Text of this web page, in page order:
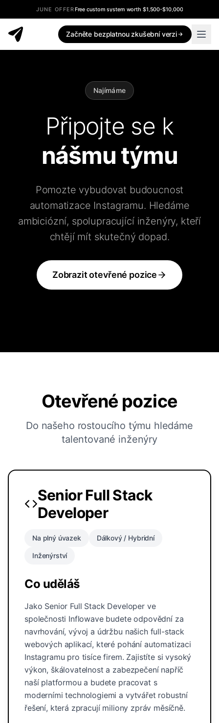
JUNE OFFERFree custom system worth $1,500-$10,000
Začněte bezplatnou zkušební verzi
Najímáme
Připojte se k
nášmu týmu
Pomozte vybudovat budoucnost
automatizace Instagramu. Hledáme
ambiciózní, spolupracující inženýry, kteří
chtějí mít skutečný dopad.
Zobrazit otevřené pozice
Otevřené pozice
Do našeho rostoucího týmu hledáme
talentované inženýry
Senior Full Stack
Developer
Na plný úvazek Dálkový / Hybridní
Inženýrství
Co uděláš
Jako Senior Full Stack Developer ve
společnosti Inflowave budete odpovědní za
navrhování, vývoj a údržbu našich full-stack
webových aplikací, které pohání automatizaci
Instagramu pro tisíce firem. Zajistíte si vysoký
výkon, škálovatelnost a zabezpečení napříč
naší platformou a budete pracovat s
moderními technologiemi a vytvářet robustní
řešení, která zpracují miliony zpráv měsíčně.